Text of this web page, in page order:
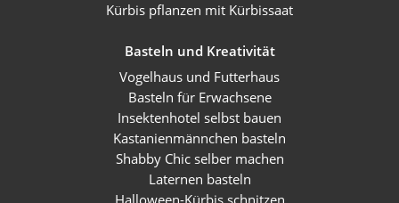
Kürbis pflanzen mit Kürbissaat
Basteln und Kreativität
Vogelhaus und Futterhaus
Basteln für Erwachsene
Insektenhotel selbst bauen
Kastanienmännchen basteln
Shabby Chic selber machen
Laternen basteln